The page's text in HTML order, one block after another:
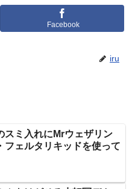
Facebook
iru
スミ入れにMrウェザリン
フェルタリキッドを使って